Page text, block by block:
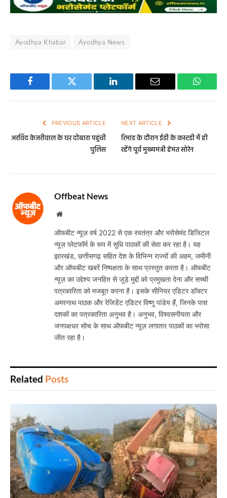
Ayodhya Khabar Ayodhya News
Facebook Twitter LinkedIn Email
PREVIOUS ARTICLE
अरविंद केजरीवाल के घर दोबारा पहुंची
पुलिस
NEXT ARTICLE
रिमांड के दौरान ईडी के कस्टडी में ही
रहेंगे पूर्व मुख्यमंत्री हेमंत सोरेन
Offbeat News
Website
ऑफबीट न्यूज़ वर्ष 2022 से एक स्वतंत्र और भरोसेमंद डिजिटल
न्यूज़ प्लेटफॉर्म के रूप में सुधि पाठकों की सेवा कर रहा है। यह
झारखंड, छत्तीसगढ़ सहित देश के विभिन्न राज्यों की अहम, जमीनी
और ऑफबीट खबरें निष्पक्षता के साथ प्रस्तुत करता है। ऑफबीट
न्यूज़ का उद्देश्य जनहित से जुड़े मुद्दों को प्रमुखता देना और सच्ची
पत्रकारिता को मजबूत करना है। इसके सीनियर एडिटर डॉक्टर
अमरनाथ पाठक और रेजिडेंट एडिटर विष्णु पांडेय हैं, जिनके पास
दशकों का पत्रकारिता अनुभव है। अनुभव, विश्वसनीयता और
जनपक्षधर सोच के साथ ऑफबीट न्यूज़ लगातार पाठकों का भरोसा
जीत रहा है।
Related Posts